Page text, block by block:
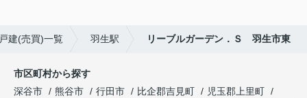
建(売買)一覧 羽生駅 リーブルガーデン．Ｓ 羽生市東
市区町村から探す
深谷市
熊谷市 行田市 比企郡吉見町
児玉郡上里町